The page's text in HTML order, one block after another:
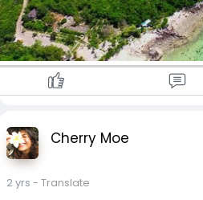
Kham သည် Pattaya အနီးနားမှ
မ်းလန်းစိုပြေသောရေပြင်ကြီးနဲ့အတူ
ျောက်ဆောင်ငယ်များကြောင့် လူသိ
ယ်ရှုခင်းများရှိသောကျွန်းဖြစ်တ
ည်းရိုက်နိုင်ပါတယ်။Koh Kham ကျွ
ဘာ၀အလှများကို Snorkeling လုပ်
Kood🌴
Cherry Moe
2 yrs - Translate